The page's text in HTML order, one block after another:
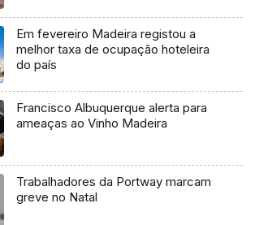
Em fevereiro Madeira registou a
melhor taxa de ocupação hoteleira
do país
Francisco Albuquerque alerta para
ameaças ao Vinho Madeira
Trabalhadores da Portway marcam
greve no Natal